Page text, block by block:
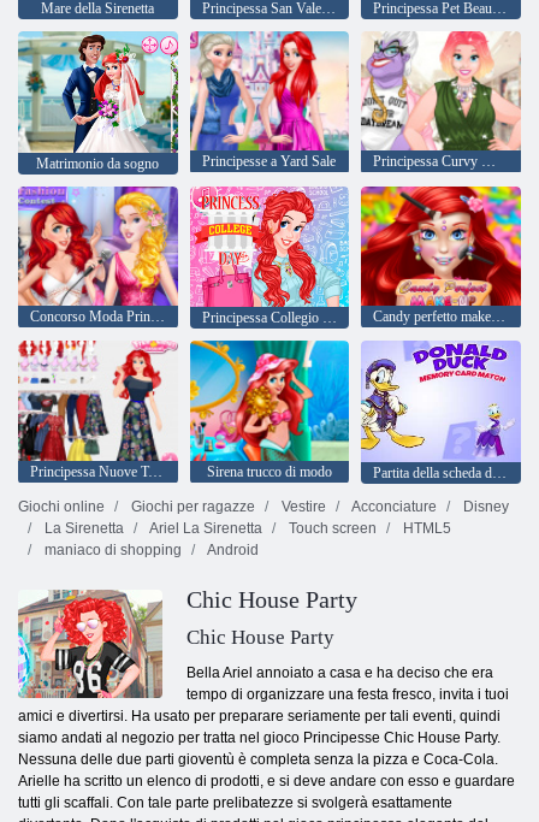
Mare della Sirenetta Principessa San Valentino Chaos Principessa Pet Beauty Salon
Matrimonio da sogno Principesse a Yard Sale Principessa Curvy Moda
Concorso Moda Principessa Runway Principessa Collegio Giorno Candy perfetto make-up
Principessa Nuove Tendenze primavera Sirena trucco di modo
Partita della scheda di memoria di Paperino
Giochi online
Giochi per ragazze Vestire Acconciature
Disney
La Sirenetta
Ariel La Sirenetta Touch screen
HTML5
maniaco di shopping
Android
Chic House Party
Chic House Party
Bella Ariel annoiato a casa e ha deciso che era
tempo di organizzare una festa fresco, invita i tuoi
amici e divertirsi. Ha usato per preparare seriamente per tali eventi, quindi
siamo andati al negozio per tratta nel gioco Principesse Chic House Party.
Nessuna delle due parti gioventù è completa senza la pizza e Coca-Cola.
Arielle ha scritto un elenco di prodotti, e si deve andare con esso e guardare
tutti gli scaffali. Con tale parte prelibatezze si svolgerà esattamente